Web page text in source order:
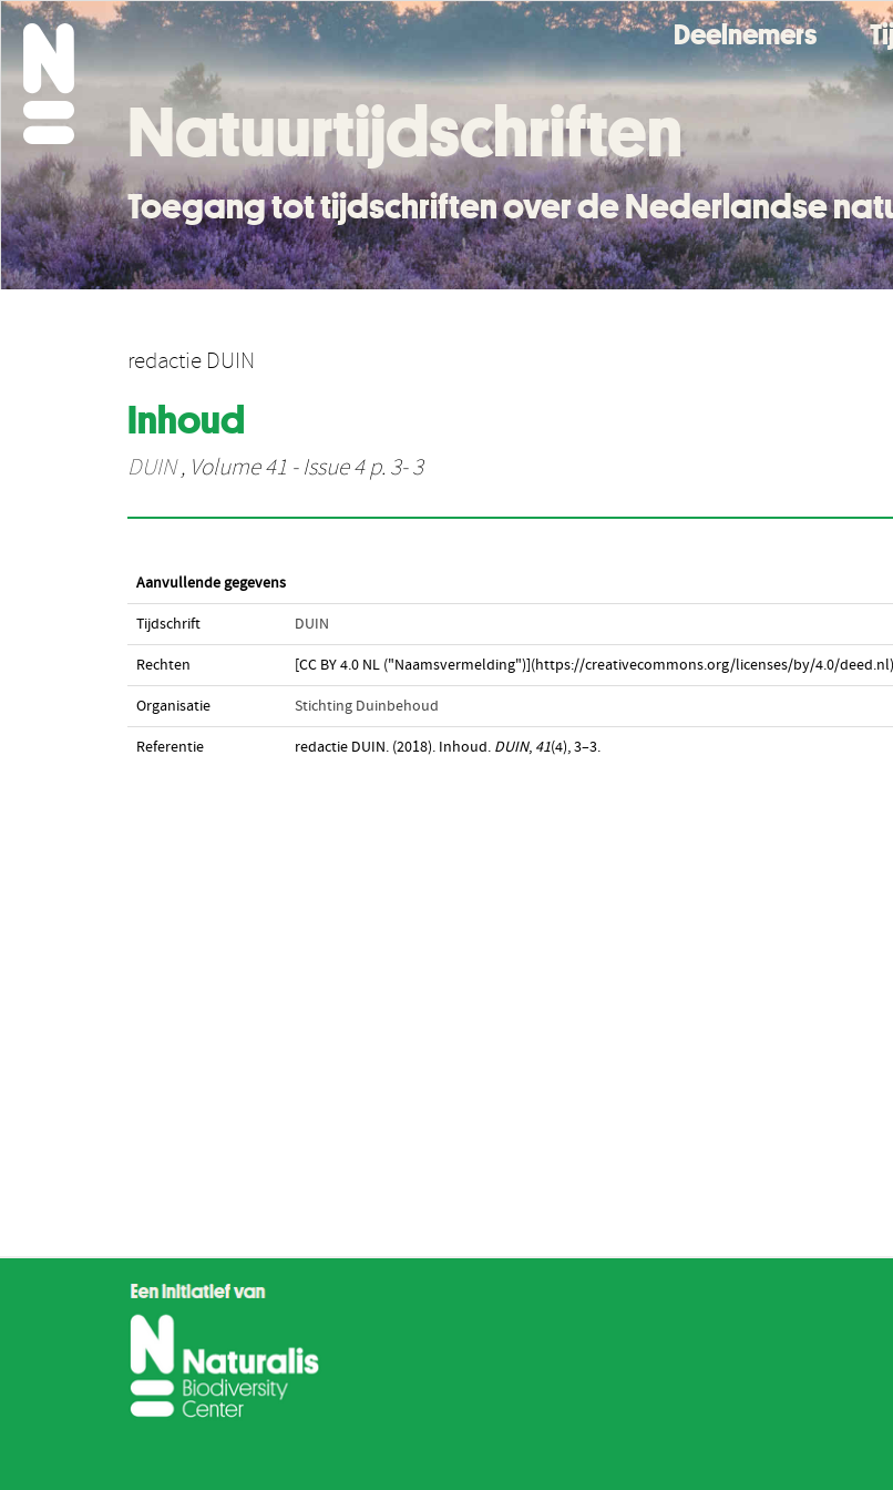
Deelnemers
Natuurtijdschriften
Toegang tot tijdschriften over de Nederlandse
redactie DUIN
Inhoud
DUIN, Volume 41 - Issue 4 p. 3- 3
Aanvullende gegevens
Tijdschrift DUIN
Rechten [CC BY 4.0 NL ("Naamsvermelding")](https://creativecommons.org/licenses/by/4.0/deed.nl)
Organisatie Stichting Duinbehoud
Referentie redactie DUIN. (2018). Inhoud. DUIN, 41(4), 3–3.